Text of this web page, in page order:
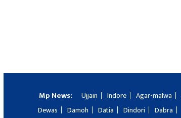
Mp News: Ujjain Indore Agar-malwa
Dewas
Damoh Datia Dindori Dabra